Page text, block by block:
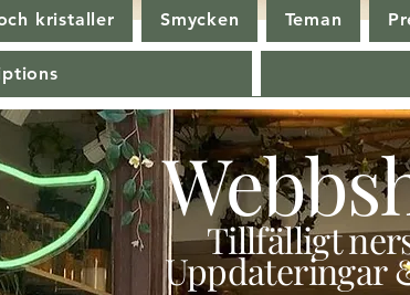
kristaller Smycken Teman
Tillfälligt
Uppdateringar